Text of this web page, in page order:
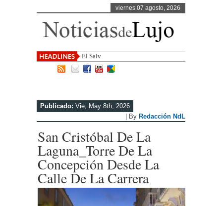
viernes 07 agosto, 2026
El Salvador, uno de los destin
Publicado: Vie, May 8th, 2026
| By Redacción NdL
San Cristóbal De La
Laguna_Torre De La
Concepción Desde La
Calle De La Carrera